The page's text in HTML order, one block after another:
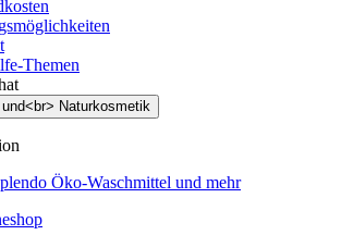
Themen
Öko-Waschmittel und mehr